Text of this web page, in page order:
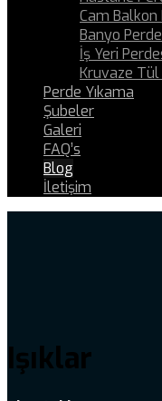
Cam Balkon
Banyo
İş Yeri
Kruvaze Tül
Perde Yıkama
Şubeler
Galeri
FAQ’s
Blog
İletişim
Işıklar